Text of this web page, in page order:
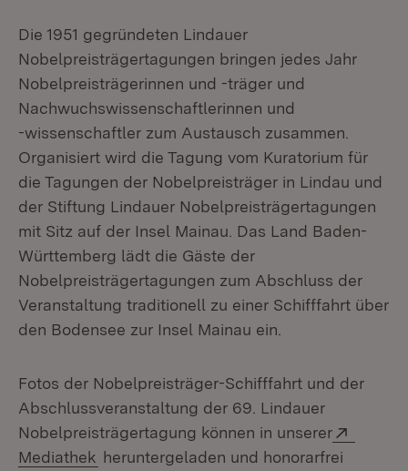
Die 1951 gegründeten Lindauer
Nobelpreisträgertagungen bringen jedes Jahr
Nobelpreisträgerinnen und -träger und
Nachwuchswissenschaftlerinnen und
-wissenschaftler zum Austausch zusammen.
Organisiert wird die Tagung vom Kuratorium für
die Tagungen der Nobelpreisträger in Lindau und
der Stiftung Lindauer Nobelpreisträgertagungen
mit Sitz auf der Insel Mainau. Das Land Baden-
Württemberg lädt die Gäste der
Nobelpreisträgertagungen zum Abschluss der
Veranstaltung traditionell zu einer Schifffahrt über
den Bodensee zur Insel Mainau ein.
Fotos der Nobelpreisträger-Schifffahrt und der
Abschlussveranstaltung der 69. Lindauer
Nobelpreisträgertagung können in unserer
Mediathek (Öffnet in neuem Fenster)
heruntergeladen und honorarfrei